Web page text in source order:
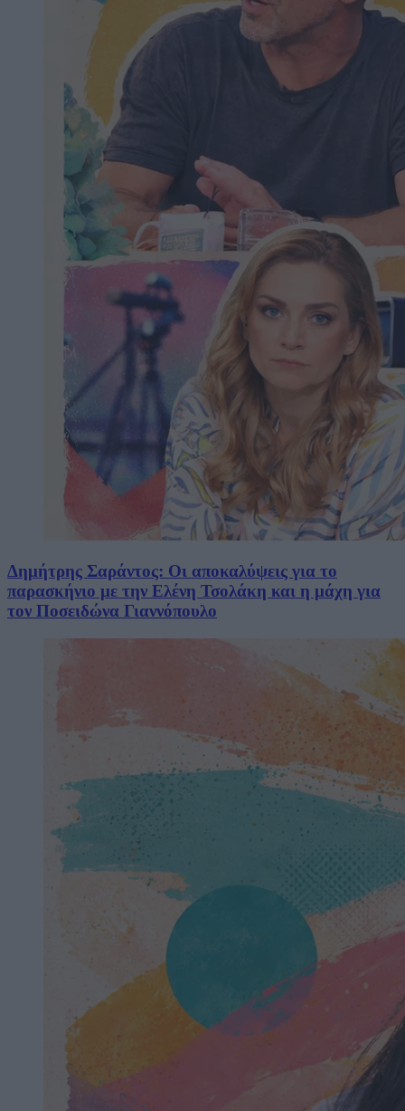
Δημήτρης Σαράντος: Οι αποκαλύψεις για το
παρασκήνιο με την Ελένη Τσολάκη και η μάχη για
τον Ποσειδώνα Γιαννόπουλο